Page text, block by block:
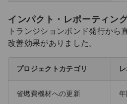
インパクト・レポーティン
トランジションボンド発行から
改善効果がありました。
プロジェクトカテゴリ
省燃費機材への更新